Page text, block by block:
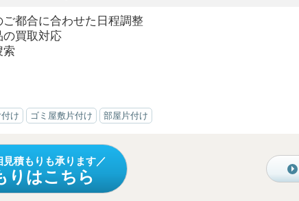
都合に合わせた日程調整
買取対応
け ゴミ屋敷片付け 部屋片付け
見積もりも承ります
りはこちら